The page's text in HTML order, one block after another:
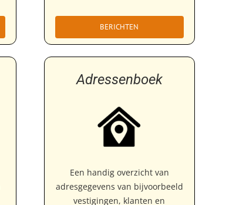
BERICHTEN
Adressenboek
Een handig overzicht van
adresgegevens van bijvoorbeeld
vestigingen, klanten en